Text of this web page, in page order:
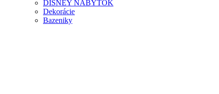
DISNEY NÁBYTOK
Dekorácie
Bazeniky